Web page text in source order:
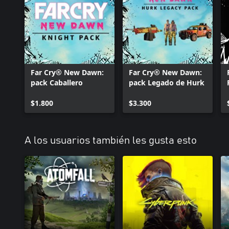
Far Cry® New Dawn:
pack Caballero
$1.800
Far Cry® New Dawn:
pack Legado de Hurk
$3.300
A los usuarios también les gusta esto